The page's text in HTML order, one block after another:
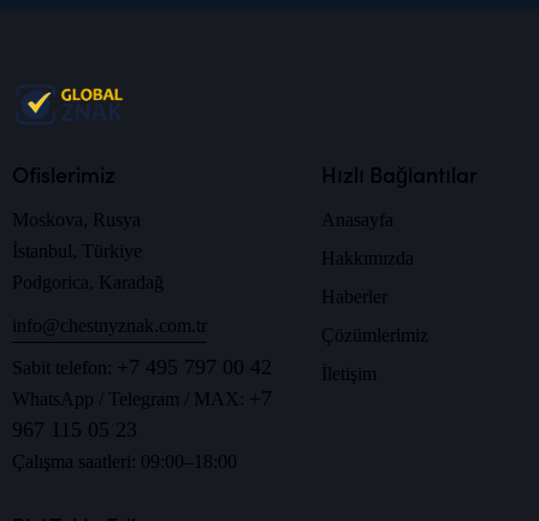
Ofislerimiz
Moskova, Rusya
İstanbul, Türkiye
Podgorica, Karadağ
info@chestnyznak.com.tr
Sabit telefon: +7 495 797 00 42
WhatsApp / Telegram / MAX: +7
967 115 05 23
Çalışma saatleri: 09:00–18:00
Hızlı Bağlantılar
Anasayfa
Hakkımızda
Haberler
Çözümlerimiz
İletişim